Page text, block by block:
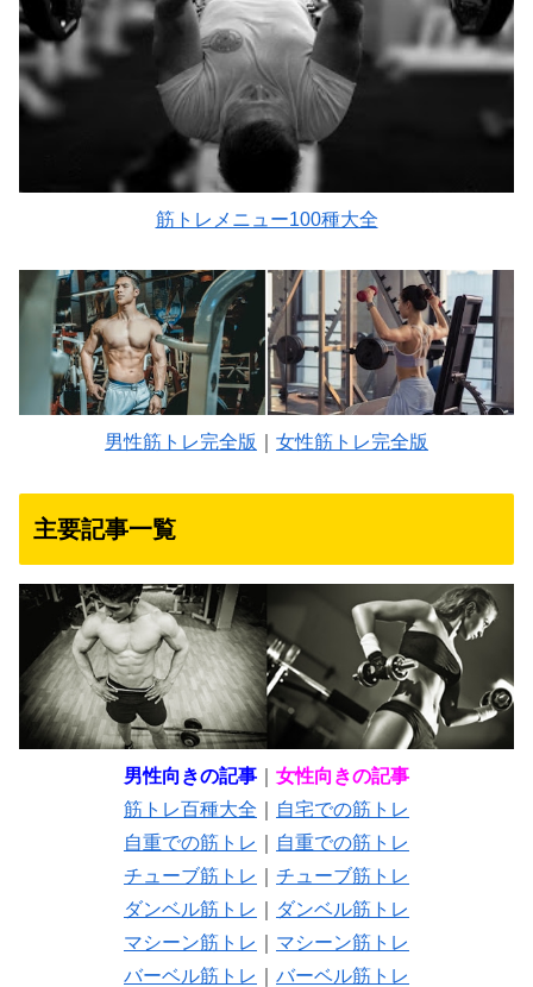
筋トレメニュー100種大全
男性筋トレ完全版 女性筋トレ完全版
主要記事一覧
男性向きの記事
女性向きの記事
筋トレ百種大全
自宅での筋トレ
自重での筋トレ
自重での筋トレ
チューブ筋トレ
チューブ筋トレ
ダンベル筋トレ
ダンベル筋トレ
マシーン筋トレ
マシーン筋トレ
バーベル筋トレ
バーベル筋トレ